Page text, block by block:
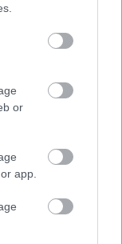
or
app.
az igazi
megy
a Williams körül,